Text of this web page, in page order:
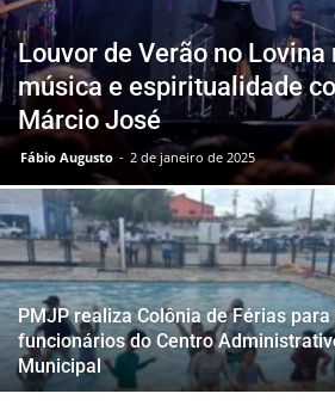
Louvor de Verão no Lovina
música e espiritualidade
Márcio José
Fábio Augusto - 2 de janeiro de 2025
PMJP realiza Colônia de Férias
funcionários do Centro
Municipal